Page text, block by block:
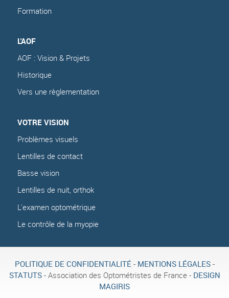
Formation
L'AOF
AOF : Vision & Projets
Historique
Vers une règlementation
VOTRE VISION
Problèmes visuels
Lentilles de contact
Basse vision
Lentilles de nuit, orthok
L'examen optométrique
Le contrôle de la myopie
POLITIQUE DE CONFIDENTIALITÉ- MENTIONS LÉGALES-
STATUTS- Association des Optométristes de France - DESIGN
MAGIRIS